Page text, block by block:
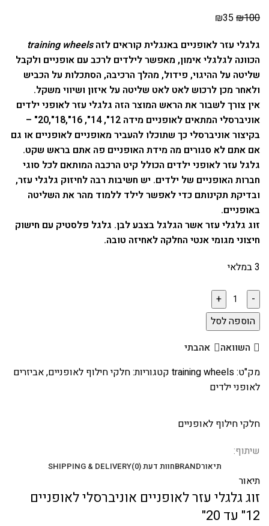
₪100
₪35
גלגלי עזר לאופניים באנגלית קוראים לזה
trainingwheels
הכוונה לגלגלי אימון, מאפשר לילדים לרכב עם אופניים ולקבל
שליטה על ההיגוי, פידול, מהלך הרכיבה, הסתכלות על הכביש
ולאחר מכן לרכוש לאט לאט שליטה על איזון ושיווי משקל.
אין צורך לשבור את הראש המוצר הזה גלגלי עזר לאופני ילדים
אוניברסלי המתאים לאופניים מידה 12", 14", 16",18",20" –
בקיצור אוניברסלי כך שתוכלו להעביר מאופניים לאופניים או גם
אם אתם לא סגורים מה מידת האופניים פה אתם בראש שקט.
גלגל עזר לאופני ילדים הכולל קיט הרכבה המותאם לכל סוגי
חברות האופניים של ילדים. יש חשיבות רבה לחיזוק גלגלי עזר,
ובדיקת תקינותם כדי לאפשר לילד ללמוד מהר את השליטה
באופניים.
זוג גלגלי עזר אשר הגלגל בצבע לבן. גלגל פלסטיק עם חישוק
חיצוני מגומי אנטי החלקה לאחיזה טובה.
3 במלאי
הוספה לסל
השוואה
אהבתי
מק"ט:training wheels קטגוריות:חלקי חילוף לאופניים,אביזרים
לאופני ילדים
חלקי חילוף לאופניים
שיתוף:
תיאורBRANDחוות דעת (0) SHIPPING & DELIVERY
תיאור
זוג גלגלי עזר לאופניים אוניברסלי לאופניים
12" עד 20"